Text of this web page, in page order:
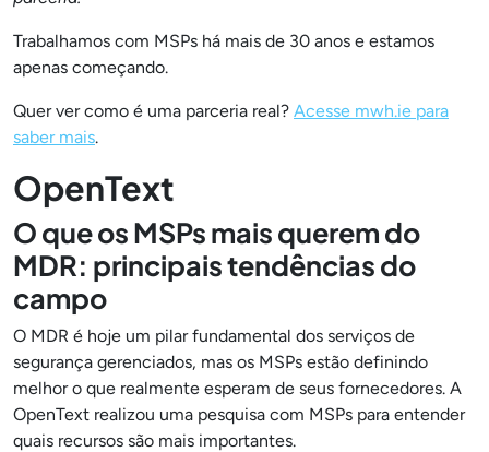
Trabalhamos com MSPs há mais de 30 anos e estamos
apenas começando.
Quer ver como é uma parceria real? Acesse mwh.ie para
saber mais.
OpenText
O que os MSPs mais querem do
MDR: principais tendências do
campo
O MDR é hoje um pilar fundamental dos serviços de
segurança gerenciados, mas os MSPs estão definindo
melhor o que realmente esperam de seus fornecedores. A
OpenText realizou uma pesquisa com MSPs para entender
quais recursos são mais importantes.